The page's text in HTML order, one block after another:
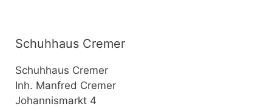
Schuhhaus Cremer
Schuhhaus Cremer
Inh. Manfred Cremer
Johannismarkt 4